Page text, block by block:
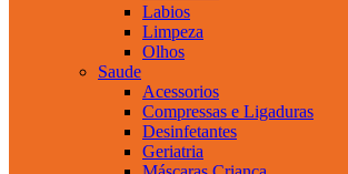
Labios
Limpeza
Olhos
Saude
Acessorios
Compressas e Ligaduras
Desinfetantes
Geriatria